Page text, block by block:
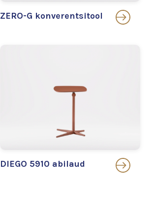
ZERO-G konverentsitool
DIEGO 5910 abilaud